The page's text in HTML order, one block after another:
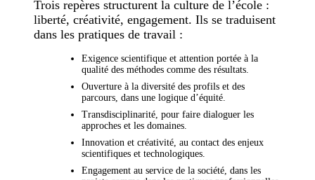
Trois repères structurent la culture de l’école :
liberté, créativité, engagement. Ils se traduisent
dans les pratiques de travail :
Exigence scientifique et attention portée à la
qualité des méthodes comme des résultats.
Ouverture à la diversité des profils et des
parcours, dans une logique d’équité.
Transdisciplinarité, pour faire dialoguer les
approches et les domaines.
Innovation et créativité, au contact des enjeux
scientifiques et technologiques.
Engagement au service de la société, dans les